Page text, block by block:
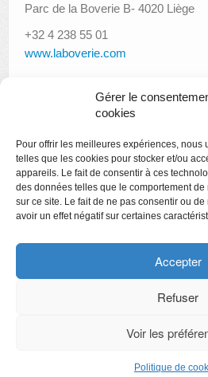
Gérer le
cookies
Pour offrir les meilleures expériences, nous
telles que les cookies pour stocker et/ou
appareils. Le fait de consentir à ces
des données telles que le comportement
sur ce site. Le fait de ne pas consentir ou
avoir un effet négatif sur certaines
Accepter
Refuser
Voir les
Politique de
Parc de la Boverie B- 4020 Liège
+32 4 238 55 01
www.laboverie.com
Une journée en Normandie avec
Copyright
Politique de confidentialité
Chartes des engagements des